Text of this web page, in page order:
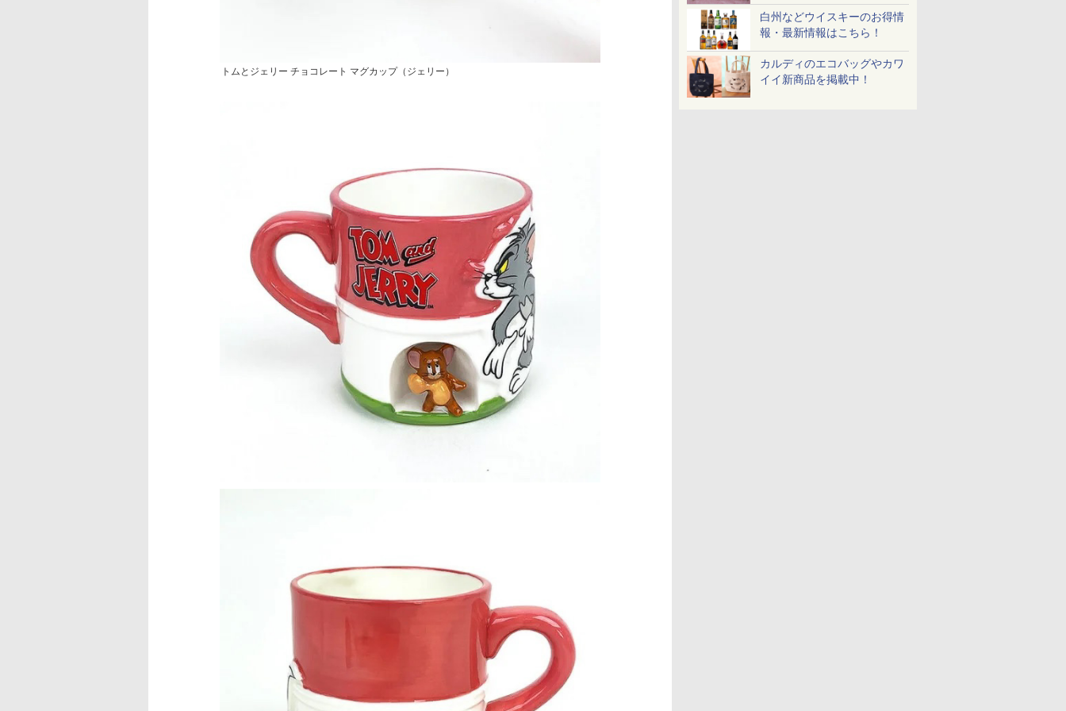
白州などウイスキーのお得情
報・最新情報はこちら！
カルディのエコバッグやカワ
イイ新商品を掲載中！
トムとジェリー チョコレート マグカップ（ジェリー）